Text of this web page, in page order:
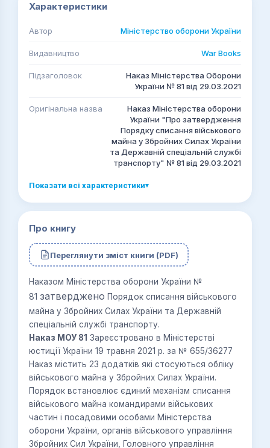
Характеристики
Автор Міністерство оборони України
Видавництво War Books
Підзаголовок
Наказ Міністерства Оборони
України № 81 від 29.03.2021
Оригінальна назва
Наказ Міністерства оборони
України "Про затвердження
Порядку списання військового
майна у Збройних Силах України
та Державній спеціальній службі
транспорту" № 81 від 29.03.2021
Показати всі характеристики▾
Про книгу
Переглянути зміст книги (PDF)
Наказом Міністерства оборони України №
81 затверджено Порядок списання військового
майна у Збройних Силах України та Державній
спеціальній службі транспорту.
Наказ МОУ 81 Зареєстровано в Міністерстві
юстиції України 19 травня 2021 р. за № 655/36277
Наказ містить 23 додатків які стосуються обліку
військового майна у Збройних Силах України.
Порядок встановлює єдиний механізм списання
військового майна командирами військових
частин і посадовими особами Міністерства
оборони України, органів військового управління
Збройних Сил України, Головного управління